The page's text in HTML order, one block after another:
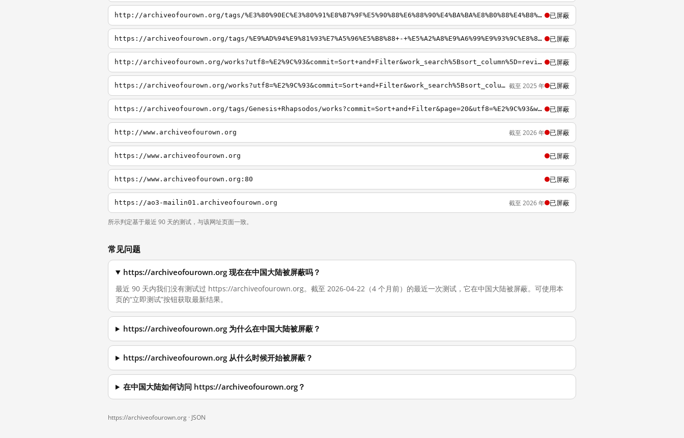
http://archiveofourown.org/tags/%E3%80%90EC%E3%80%91%E8%B7%9F%E5%90%88%E6%88%90%E4%BA%BA%E8%B0%88%E4%B8%80%E5%9C%BA%E6%81%8B%E7%88%B1%E6%98%AF%E4%BB%80%E4%B9%88%E6%84%9F%E8%A7%89 已屏蔽
https://archiveofourown.org/tags/%E9%AD%94%E9%81%93%E7%A5%96%E5%B8%88+-+%E5%A2%A8%E9%A6%99%E9%93%9C%E8%87%AD+%7C+M%C3%B3d%C3%A0o+Z%C7%94sh%C4%AB+-+M%C3%B2xi%C4%81ng+T%C3%B3ngxi%C3%B9/works 已屏蔽
http://archiveofourown.org/works?utf8=%E2%9C%93&commit=Sort+and+Filter&work_search%5Bsort_column%5D=revised_at&work_search%5Brelationship_ids%5D%5B0%5D=10230&work_search%5Bother_tag_names%5D=&work_search%5Bquery%5D=&work_search%5Blanguage_id%5D=&work_sear 已屏蔽
https://archiveofourown.org/works?utf8=%E2%9C%93&commit=Sort+and+Filter&work_search%5Bsort_column%5D=kudos_count&work_search%5Bother_tag_names%5D=&work_search%5Bexcluded_tag_names%5D=&work_search%5Bcrossover%5D=&work_search%5Bcomplete%5D=&work_search%5Bwo 截至 2025 年 已屏蔽
https://archiveofourown.org/tags/Genesis+Rhapsodos/works?commit=Sort+and+Filter&page=20&utf8=%E2%9C%93&work_search%5Bcomplete%5D=&work_search%5Bcrossover%5D=&work_search%5Bdate_from%5D=&work_search%5Bdate_to%5D=&work_search%5Bexcluded_tag_names%5D=&work_s 已屏蔽
http://www.archiveofourown.org 截至 2026 年 已屏蔽
https://www.archiveofourown.org 已屏蔽
https://www.archiveofourown.org:80 已屏蔽
https://ao3-mailin01.archiveofourown.org 截至 2026 年 已屏蔽
所示判定基于最近 90 天的测试，与该网址页面一致。
常见问题
https://archiveofourown.org 现在在中国大陆被屏蔽吗？
最近 90 天内我们没有测试过 https://archiveofourown.org。截至 2026-04-22（4 个月前）的最近一次测试，它在中国大陆被屏蔽。可使用本
页的“立即测试”按钮获取最新结果。
https://archiveofourown.org 为什么在中国大陆被屏蔽？
https://archiveofourown.org 从什么时候开始被屏蔽？
在中国大陆如何访问 https://archiveofourown.org？
https://archiveofourown.org · JSON